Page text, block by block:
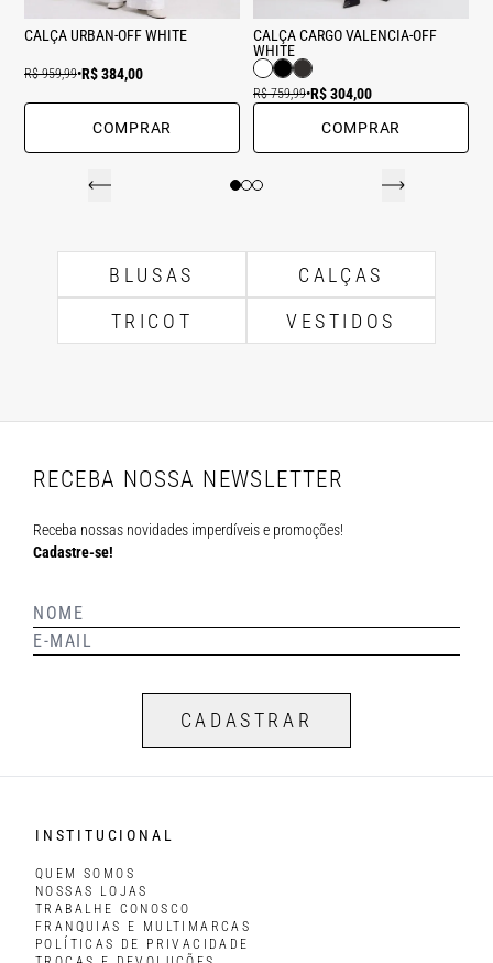
CALÇA URBAN-OFF WHITE
R$ 959,99•R$ 384,00
COMPRAR
CALÇA CARGO VALENCIA-OFF
WHITE
R$ 759,99•R$ 304,00
COMPRAR
BLUSAS
CALÇAS
TRICOT
VESTIDOS
RECEBA NOSSA NEWSLETTER
Receba nossas novidades imperdíveis e promoções!
Cadastre-se!
CADASTRAR
INSTITUCIONAL
QUEM SOMOS
NOSSAS LOJAS
TRABALHE CONOSCO
FRANQUIAS E MULTIMARCAS
POLÍTICAS DE PRIVACIDADE